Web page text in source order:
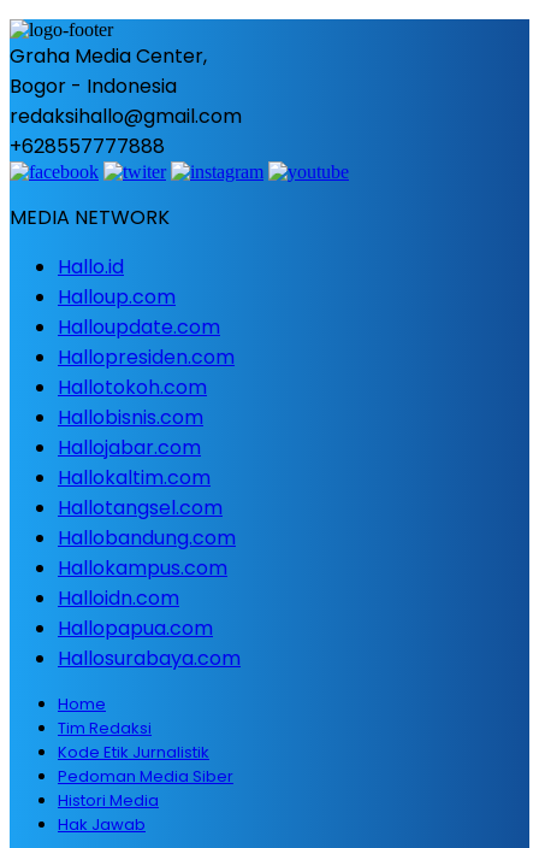
Graha Media Center,
Bogor - Indonesia
redaksihallo@gmail.com
+628557777888
MEDIA NETWORK
Hallo.id
Halloup.com
Halloupdate.com
Hallopresiden.com
Hallotokoh.com
Hallobisnis.com
Hallojabar.com
Hallokaltim.com
Hallotangsel.com
Hallobandung.com
Hallokampus.com
Halloidn.com
Hallopapua.com
Hallosurabaya.com
Home
Tim Redaksi
Kode Etik Jurnalistik
Pedoman Media Siber
Histori Media
Hak Jawab